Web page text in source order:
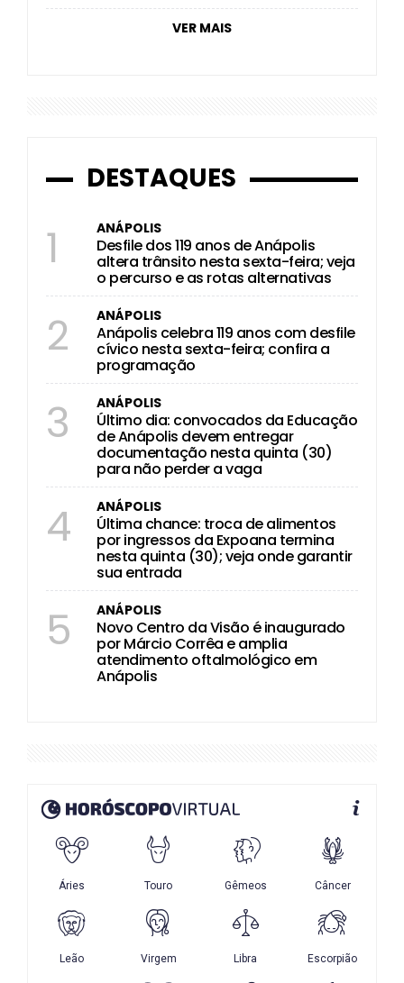
VER MAIS
DESTAQUES
1 ANÁPOLIS
Desfile dos 119 anos de Anápolis
altera trânsito nesta sexta-feira; veja
o percurso e as rotas alternativas
2 ANÁPOLIS
Anápolis celebra 119 anos com desfile
cívico nesta sexta-feira; confira a
programação
3 ANÁPOLIS
Último dia: convocados da Educação
de Anápolis devem entregar
documentação nesta quinta (30)
para não perder a vaga
4 ANÁPOLIS
Última chance: troca de alimentos
por ingressos da Expoana termina
nesta quinta (30); veja onde garantir
sua entrada
5 ANÁPOLIS
Novo Centro da Visão é inaugurado
por Márcio Corrêa e amplia
atendimento oftalmológico em
Anápolis